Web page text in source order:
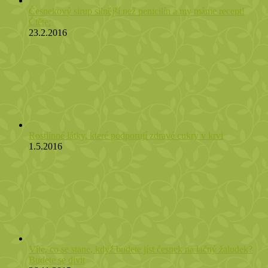
Česnekový sirup silnější než penicilín a my máme recept!
Čtěte:
23.2.2016
Rostlinné látky, které podporují zdravé cukry v krvi
1.5.2016
Víte, co se stane, když budete jíst česnek na lačný žaludek?
Budete se divit